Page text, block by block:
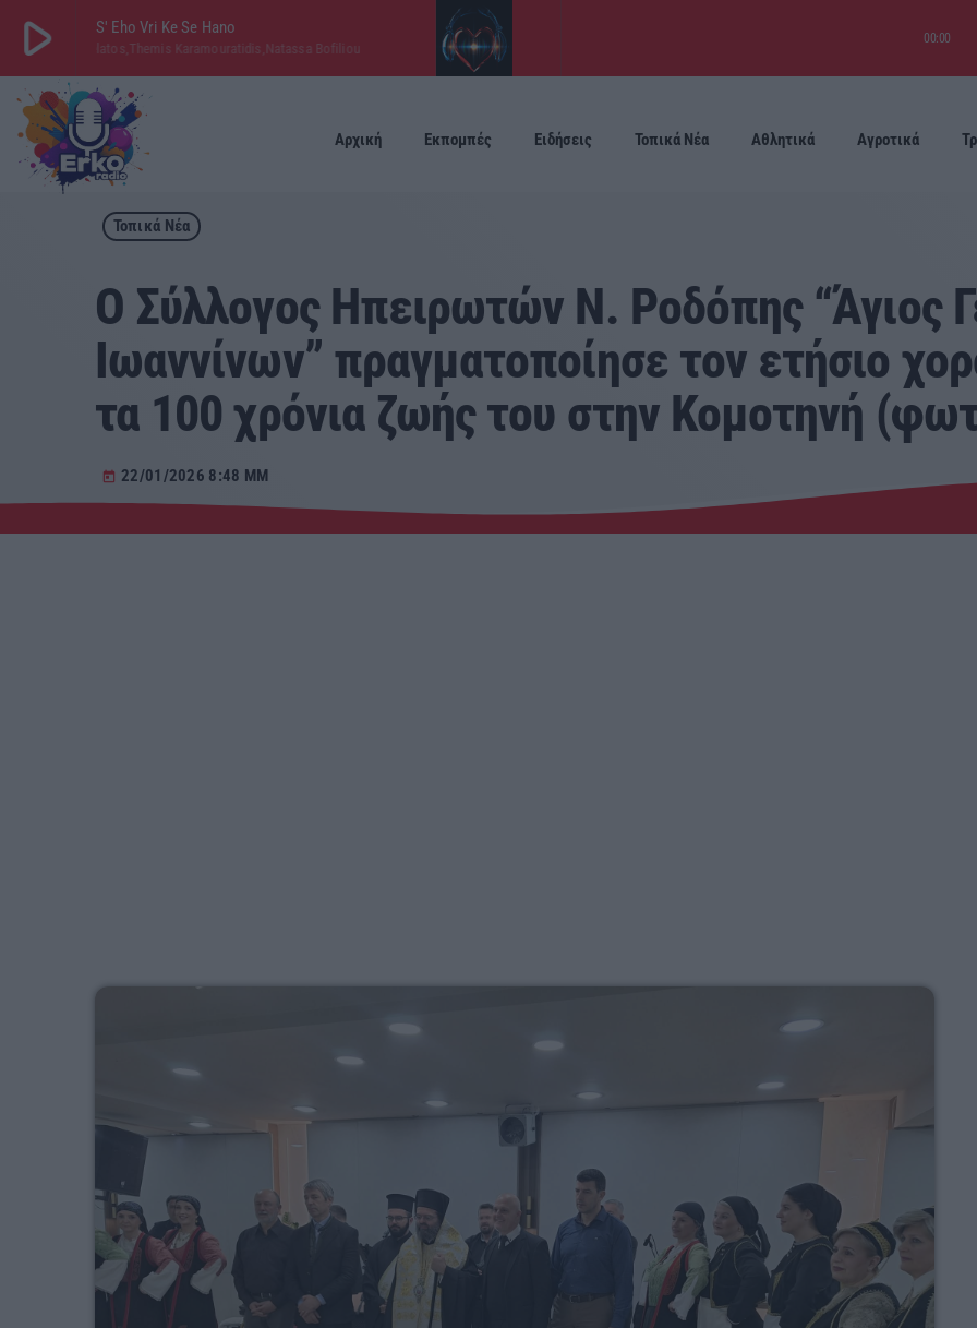
play_arrow S' Eho Vri Ke Se Hano
Evangelatos,Themis Karamouratidis,Natassa Bofiliou Gerasimos Evangelatos,Themis Karamouratidis,Natassa Bofiliou
00:00
play_arrow ΕΡΚΟ
LIVE
Αρχική Εκπομπές Ειδήσεις Τοπικά Νέα Αθλητικά Αγροτικά
Τοπικά Νέα
O Σύλλογος Ηπειρωτών Ν. Ροδόπης “Άγιος
Ιωαννίνων” πραγματοποίησε τον ετήσιο
τα 100 χρόνια ζωής του στην Κομοτηνή
today 22/01/2026 8:48 ΜΜ